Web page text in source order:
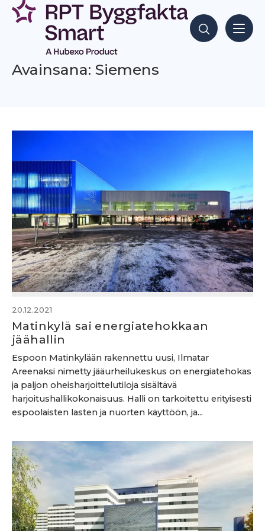
Siirry
sisältöön
Hae sisältöjä
Avainsana: Siemens
20.12.2021
Matinkylä sai energiatehokkaan
jäähallin
Espoon Matinkylään rakennettu uusi, Ilmatar
Areenaksi nimetty jääurheilukeskus on energiatehokas
ja paljon oheisharjoittelutiloja sisältävä
harjoitushallikokonaisuus. Halli on tarkoitettu erityisesti
espoolaisten lasten ja nuorten käyttöön, ja...